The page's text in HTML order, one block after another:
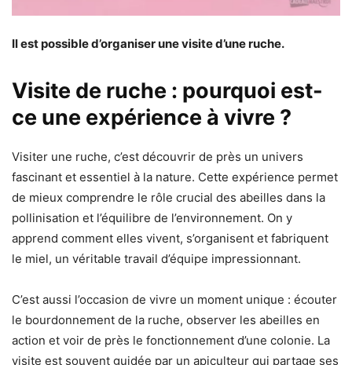
Il est possible d’organiser une visite d’une ruche.
Visite de ruche : pourquoi est-
ce une expérience à vivre ?
Visiter une ruche, c’est découvrir de près un univers
fascinant et essentiel à la nature. Cette expérience permet
de mieux comprendre le rôle crucial des abeilles dans la
pollinisation et l’équilibre de l’environnement. On y
apprend comment elles vivent, s’organisent et fabriquent
le miel, un véritable travail d’équipe impressionnant.
C’est aussi l’occasion de vivre un moment unique : écouter
le bourdonnement de la ruche, observer les abeilles en
action et voir de près le fonctionnement d’une colonie. La
visite est souvent guidée par un apiculteur qui partage ses